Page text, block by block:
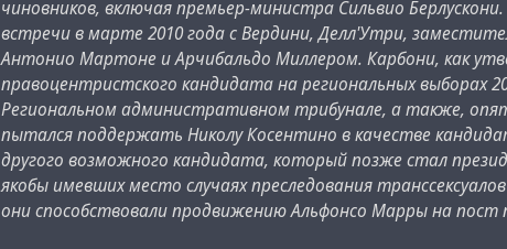
чиновников, включая премьер-министра Сильвио
встречи в марте 2010 года с Вердини, Делл'Утри,
Антонио Мартоне и Арчибальдо Миллером. Карбони, как
правоцентристского кандидата на региональных выборах
Региональном административном трибунале, а также,
пытался поддержать Николу Косентино в качестве
другого возможного кандидата, который позже стал
якобы имевших место случаях преследования
они способствовали продвижению Альфонсо Марры на пост